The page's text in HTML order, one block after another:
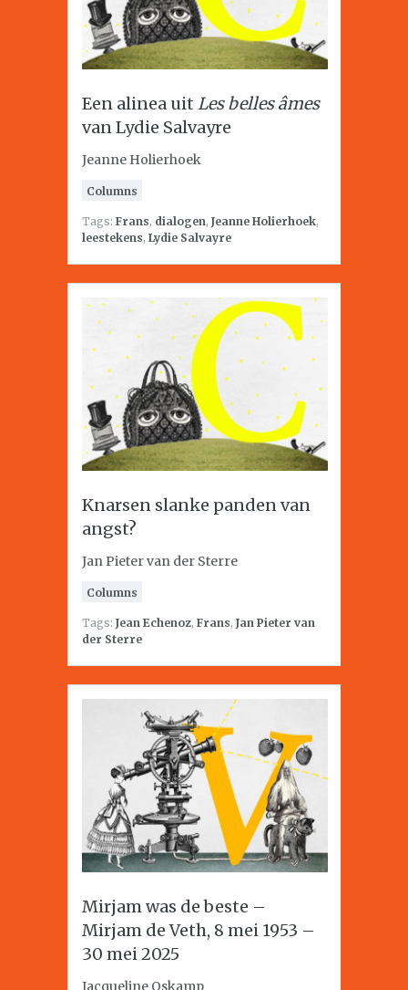
Een alinea uit Les belles âmes
van Lydie Salvayre
Jeanne Holierhoek
Columns
Tags: Frans, dialogen, Jeanne Holierhoek,
leestekens, Lydie Salvayre
Knarsen slanke panden van
angst?
Jan Pieter van der Sterre
Columns
Tags: Jean Echenoz, Frans, Jan Pieter van
der Sterre
Mirjam was de beste –
Mirjam de Veth, 8 mei 1953 –
30 mei 2025
Jacqueline Oskamp